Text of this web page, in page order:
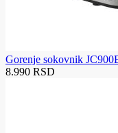
Gorenje sokovnik
8.990 RSD